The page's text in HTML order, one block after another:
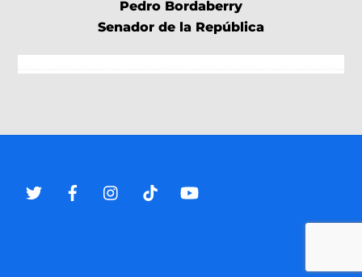
Pedro Bordaberry
Senador de la República